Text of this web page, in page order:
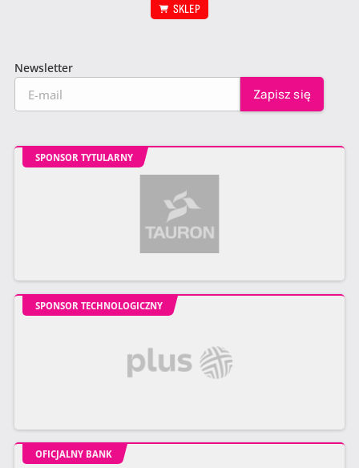
SKLEP
Newsletter
SPONSOR TYTULARNY
SPONSOR TECHNOLOGICZNY
OFICJALNY BANK